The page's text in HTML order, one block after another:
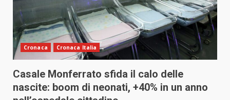
Cronaca Cronaca Italia
Casale Monferrato sfida il calo delle
nascite: boom di neonati, +40% in un anno